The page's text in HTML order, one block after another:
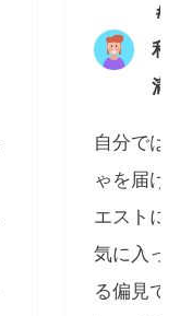
＃
利
満
自分では
ゃを届け
エストに
気に入っ
る偏見で